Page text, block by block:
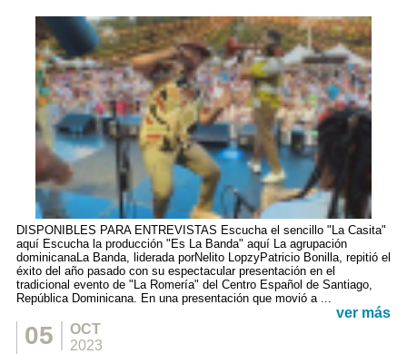
DISPONIBLES PARA ENTREVISTAS Escucha el sencillo "La Casita"
aquí Escucha la producción "Es La Banda" aquí La agrupación
dominicanaLa Banda, liderada porNelito LopzyPatricio Bonilla, repitió el
éxito del año pasado con su espectacular presentación en el
tradicional evento de "La Romería" del Centro Español de Santiago,
República Dominicana. En una presentación que movió a ...
ver más
05
OCT
2023